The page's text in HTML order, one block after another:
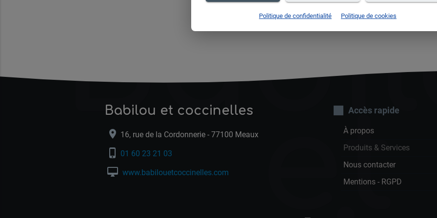
et
Babilou et coccinelles
location_on 16, rue de la Cordonnerie - 77100 Meaux
phone_iphone 01 60 23 21 03
desktop_mac www.babilouetcoccinelles.com
Accès rapide
À propos
Produits & Services
Nous contacter
Mentions - RGPD
Politique de confidentialité Politique de cookies